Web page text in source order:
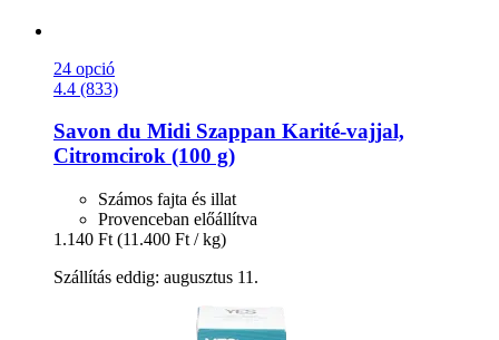
24 opció
4.4 (833)
Savon du Midi Szappan Karité-​vajjal,
Citromcirok (100 g)
Számos fajta és illat
Provenceban előállítva
1.140 Ft (11.400 Ft / kg)
Szállítás eddig: augusztus 11.